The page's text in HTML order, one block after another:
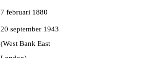
7 februari 1880
20 september 1943
(West Bank East